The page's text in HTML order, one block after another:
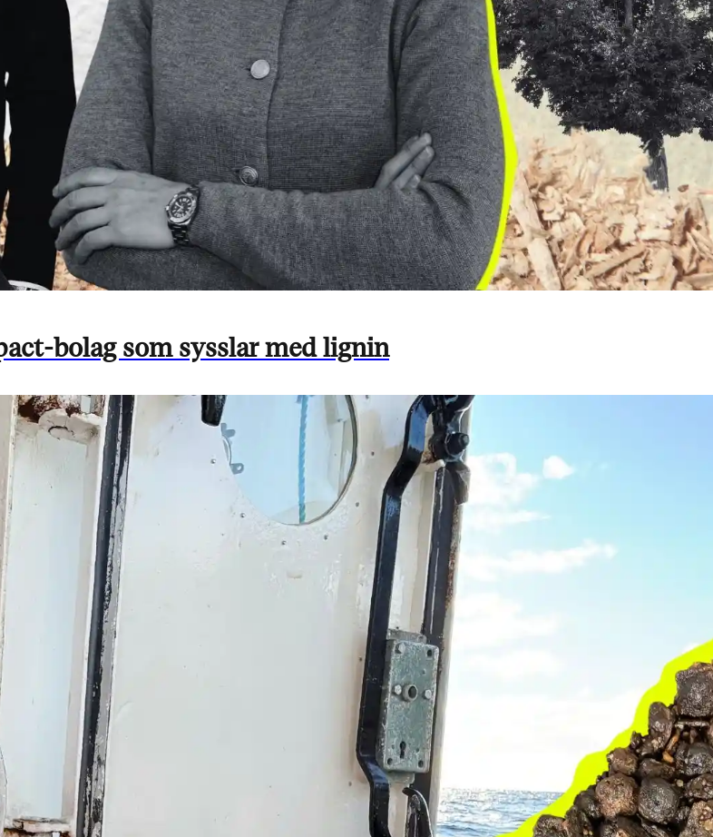
bolag som sysslar med lignin